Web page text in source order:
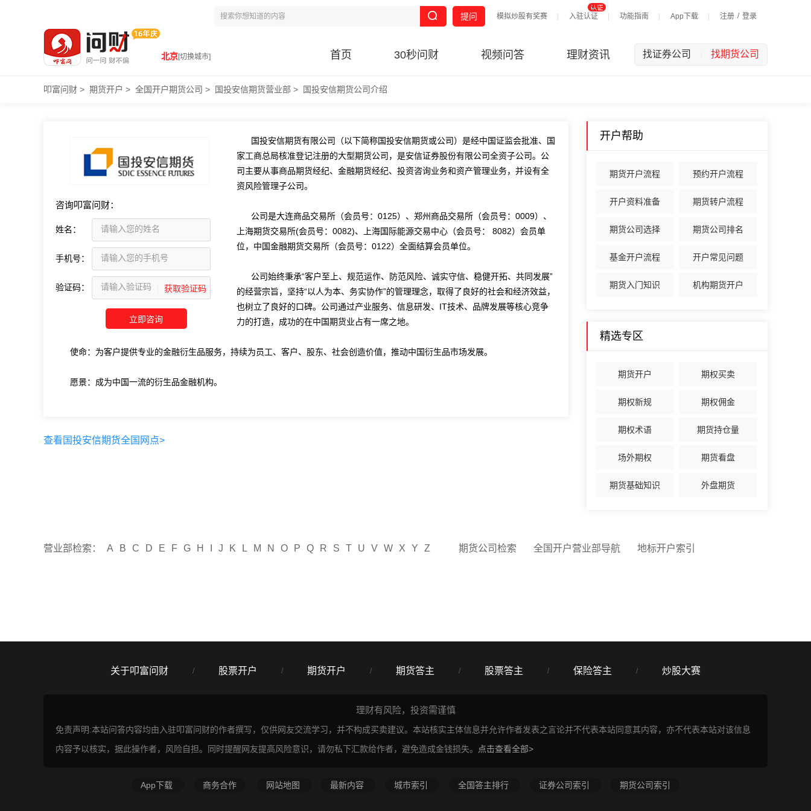
模拟炒股有奖赛 入驻认证 功能指南 App下载 注册 / 登录
提问
北京[切换城市] 首页 30秒问财 视频问答 理财资讯 找证券公司 找期货公司
叩富问财 > 期货开户 > 全国开户期货公司 > 国投安信期货营业部 > 国投安信期货公司介绍
咨询叩富问财：
姓名：
手机号：
验证码：
国投安信期货有限公司（以下简称国投安信期货或公司）是经中国证监会批准、国
家工商总局核准登记注册的大型期货公司，是安信证券股份有限公司全资子公司。公
司主要从事商品期货经纪、金融期货经纪、投资咨询业务和资产管理业务，并设有全
资风险管理子公司。
公司是大连商品交易所（会员号：0125）、郑州商品交易所（会员号：0009）、
上海期货交易所(会员号：0082)、上海国际能源交易中心（会员号： 8082）会员单
位，中国金融期货交易所（会员号：0122）全面结算会员单位。
公司始终秉承“客户至上、规范运作、防范风险、诚实守信、稳健开拓、共同发展”
的经营宗旨，坚持“以人为本、务实协作”的管理理念，取得了良好的社会和经济效益，
也树立了良好的口碑。公司通过产业服务、信息研发、IT技术、品牌发展等核心竞争
力的打造，成功的在中国期货业占有一席之地。
使命：为客户提供专业的金融衍生品服务，持续为员工、客户、股东、社会创造价值，推动中国衍生品市场发展。
愿景：成为中国一流的衍生品金融机构。
查看国投安信期货全国网点>
开户帮助
期货开户流程 预约开户流程
开户资料准备 期货转户流程
期货公司选择 期货公司排名
基金开户流程 开户常见问题
期货入门知识 机构期货开户
精选专区
期货开户 期权买卖
期权新规 期权佣金
期权术语 期货持仓量
场外期权 期货看盘
期货基础知识 外盘期货
营业部检索： A B C D E F G H J K L M N O P Q R S T U V W X Y Z 期货公司检索 全国开户营业部导航 地标开户索引
关于叩富问财 / 股票开户 / 期货开户 / 期货答主 / 股票答主 / 保险答主 / 炒股大赛
理财有风险，投资需谨慎
免责声明:本站问答内容均由入驻叩富问财的作者撰写，仅供网友交流学习，并不构成买卖建议。本站核实主体信息并允许作者发表之言论并不代表本站同意其内容，亦不代表本站对该信息
内容予以核实，据此操作者，风险自担。同时提醒网友提高风险意识，请勿私下汇款给作者，避免造成金钱损失。
点击查看全部>
App下载 商务合作 网站地图 最新内容 城市索引 全国答主排行 证券公司索引 期货公司索引